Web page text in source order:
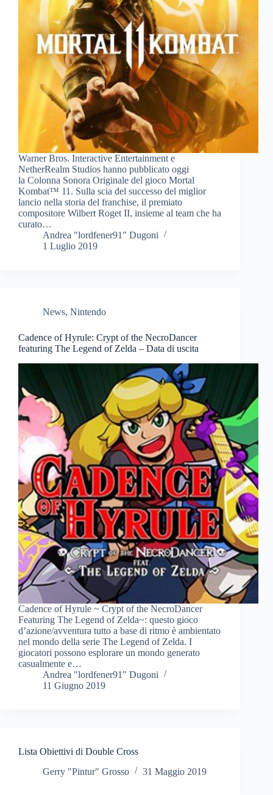
Warner Bros. Interactive Entertainment e
NetherRealm Studios hanno pubblicato oggi
la Colonna Sonora Originale del gioco Mortal
Kombat™ 11. Sulla scia del successo del miglior
lancio nella storia del franchise, il premiato
compositore Wilbert Roget II, insieme al team che ha
curato…
Andrea "lordfener91" Dugoni
1 Luglio 2019
News, Nintendo
Cadence of Hyrule: Crypt of the NecroDancer
featuring The Legend of Zelda – Data di uscita
Cadence of Hyrule ~ Crypt of the NecroDancer
Featuring The Legend of Zelda~: questo gioco
d’azione/avventura tutto a base di ritmo è ambientato
nel mondo della serie The Legend of Zelda. I
giocatori possono esplorare un mondo generato
casualmente e…
Andrea "lordfener91" Dugoni
11 Giugno 2019
Lista Obiettivi di Double Cross
Gerry "Pintur" Grosso
31 Maggio 2019